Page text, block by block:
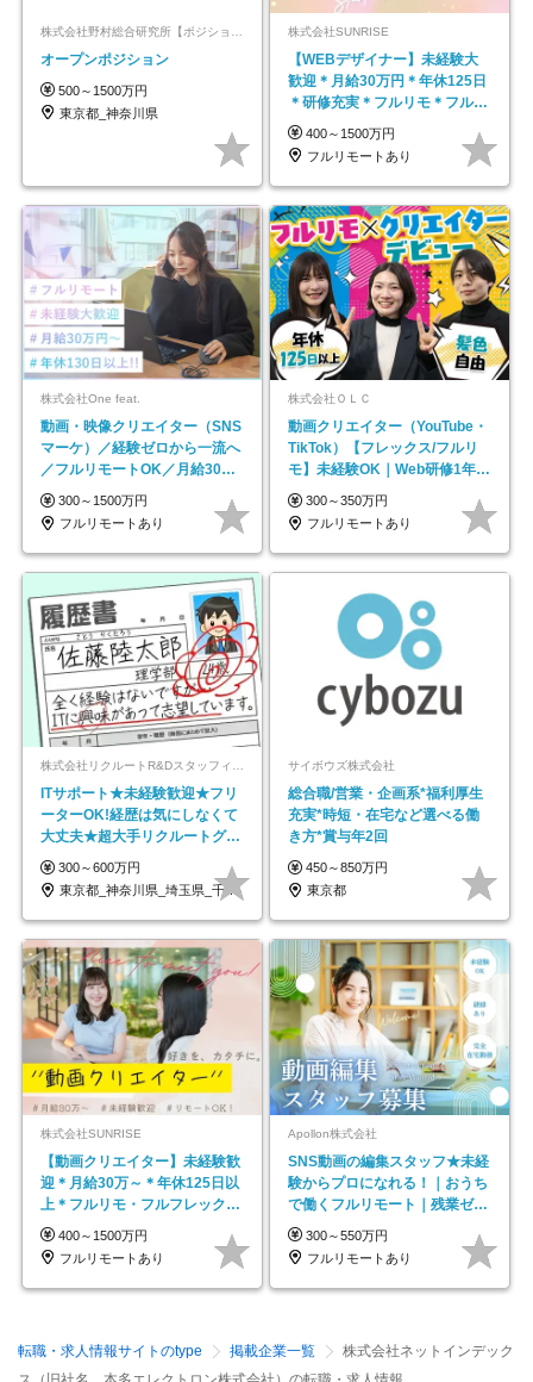
オープンポジション
500～1500万円
東京都_神奈川県
株式会社SUNRISE
【WEBデザイナー】未経験大
歓迎＊月給30万円＊年休125日
＊研修充実＊フルリモ＊フルフ
レックス＊
400～1500万円
フルリモートあり
株式会社One feat.
動画・映像クリエイター（SNS
マーケ）／経験ゼロから一流へ
／フルリモートOK／月給30万
円～／年休130日以上
300～1500万円
フルリモートあり
株式会社ＯＬＣ
動画クリエイター（YouTube・
TikTok）【フレックス/フルリ
モ】未経験OK｜Web研修1年間
｜副業OK
300～350万円
フルリモートあり
株式会社リクルートR&Dスタッフィング【リクルートグループ】
ITサポート★未経験歓迎★フリ
ーターOK!経歴は気にしなくて
大丈夫★超大手リクルートグル
ープの正社員/sg
300～600万円
東京都_神奈川県_埼玉県_千葉県_大阪府…
サイボウズ株式会社
総合職/営業・企画系*福利厚生
充実*時短・在宅など選べる働
き方*賞与年2回
450～850万円
東京都
株式会社SUNRISE
【動画クリエイター】未経験歓
迎＊月給30万～＊年休125日以
上＊フルリモ・フルフレックス
◆10名の採用が決定◆
400～1500万円
フルリモートあり
Apollon株式会社
SNS動画の編集スタッフ★未経
験からプロになれる！｜おうち
で働くフルリモート｜残業ゼロ
で18時退勤◎
300～550万円
フルリモートあり
転職・求人情報サイトのtype 掲載企業一覧
株式会社ネットインデック